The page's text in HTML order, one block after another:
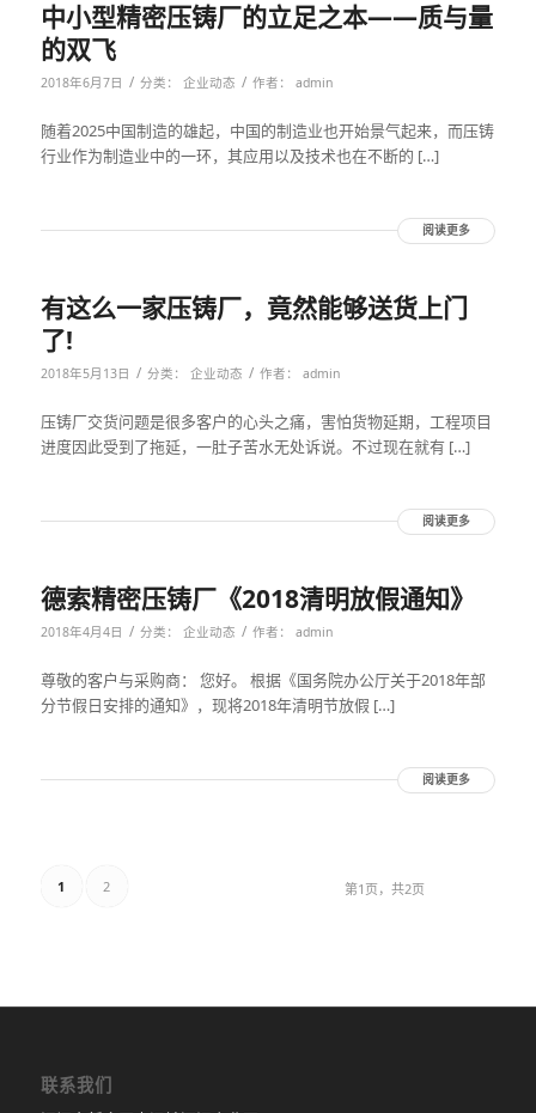
中小型精密压铸厂的立足之本——质与量
的双飞
2018年6月7日 / 分类： 企业动态 / 作者： admin
随着2025中国制造的雄起，中国的制造业也开始景气起来，而压铸
行业作为制造业中的一环，其应用以及技术也在不断的 […]
阅读更多
有这么一家压铸厂，竟然能够送货上门
了!
2018年5月13日 / 分类： 企业动态 / 作者： admin
压铸厂交货问题是很多客户的心头之痛，害怕货物延期，工程项目
进度因此受到了拖延，一肚子苦水无处诉说。不过现在就有 […]
阅读更多
德索精密压铸厂《2018清明放假通知》
2018年4月4日 / 分类： 企业动态 / 作者： admin
尊敬的客户与采购商： 您好。 根据《国务院办公厅关于2018年部
分节假日安排的通知》，现将2018年清明节放假 […]
阅读更多
第1页，共2页
1 2
联系我们